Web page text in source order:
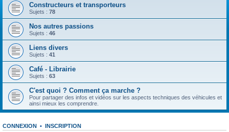
Constructeurs et transporteurs
Sujets : 78
Nos autres passions
Sujets : 46
Liens divers
Sujets : 41
Café - Librairie
Sujets : 63
C'est quoi ? Comment ça marche ?
Pour partager des infos et vidéos sur les aspects techniques des véhicules et
ainsi mieux les comprendre.
CONNEXION • INSCRIPTION